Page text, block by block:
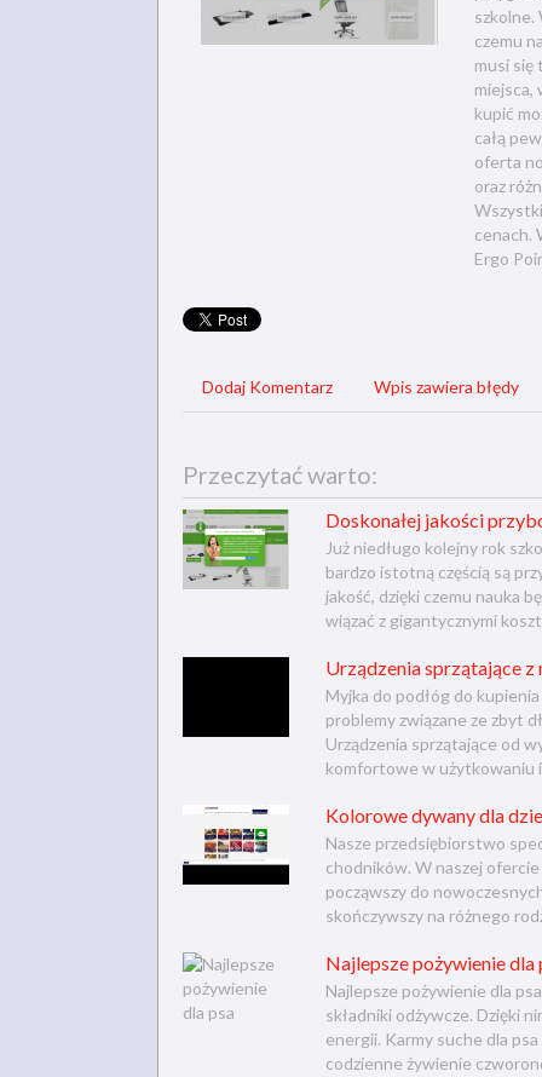
szkolne.
czemu
musi się
miejsca,
kupić
całą
oferta
oraz
cenach.
Ergo
Dodaj Komentarz Wpis zawiera błędy
Przeczytać warto:
Doskonałej jakości
Już niedługo kolejny rok
bardzo istotną częścią są
jakość, dzięki czemu nauka
wiązać z gigantycznymi
Urządzenia sprzątające
Myjka do podłóg do
problemy związane ze zbyt
Urządzenia sprzątające od
komfortowe w użytkowaniu
Kolorowe dywany dla
Nasze przedsiębiorstwo
chodników. W naszej
począwszy do
skończywszy na różnego
Najlepsze pożywienie dla
Najlepsze pożywienie dla
składniki odżywcze. Dzięki
energii. Karmy suche dla
codzienne żywienie